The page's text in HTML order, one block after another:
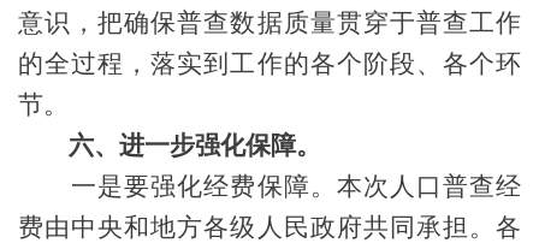
意识，把确保普查数据质量贯穿于普查工作
的全过程，落实到工作的各个阶段、各个环
节。
六、进一步强化保障。
一是要强化经费保障。本次人口普查经
费由中央和地方各级人民政府共同承担。各